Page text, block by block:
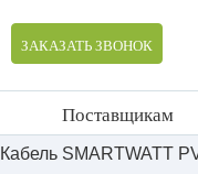
ЗАКАЗАТЬ ЗВОНОК
Поставщикам
Кабель SMARTWATT